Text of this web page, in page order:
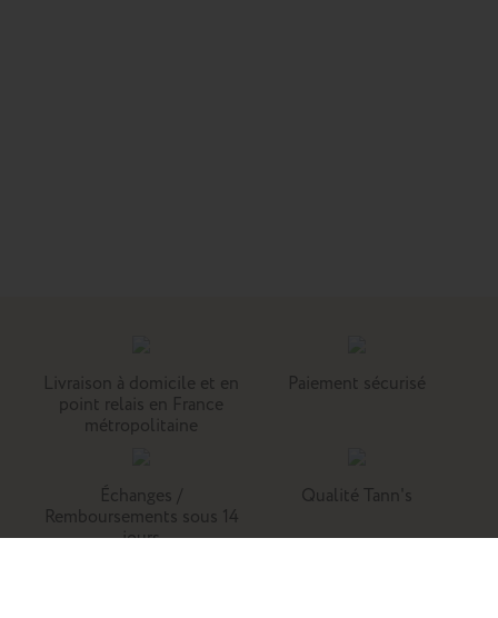
Livraison à domicile et en
point relais en France
métropolitaine
Paiement sécurisé
Échanges /
Remboursements sous 14
jours
Qualité Tann's